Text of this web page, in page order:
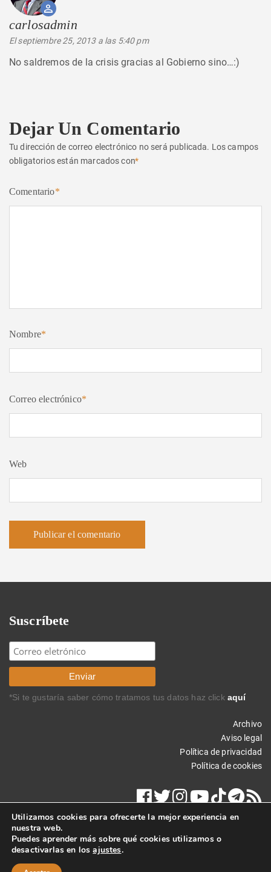
carlosadmin
El septiembre 25, 2013 a las 5:40 pm
No saldremos de la crisis gracias al Gobierno sino…:)
Dejar Un Comentario
Tu dirección de correo electrónico no será publicada. Los campos
obligatorios están marcados con*
Comentario*
Nombre*
Correo electrónico*
Web
Suscríbete
*Si te gustaría saber cómo tratamos tus datos haz click aquí
Archivo
Aviso legal
Política de privacidad
Política de cookies
Copyright © 2013 Carlos Rodríguez Braun. Todos los derechos
reservados.
Utilizamos cookies para ofrecerte la mejor experiencia en
nuestra web.
Puedes aprender más sobre qué cookies utilizamos o
desactivarlas en losajustes.